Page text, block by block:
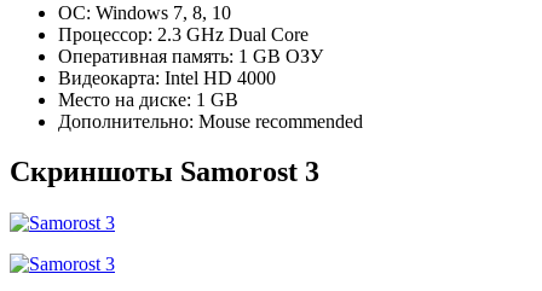
ОС: Windows 7, 8, 10
Процессор: 2.3 GHz Dual Core
Оперативная память: 1 GB ОЗУ
Видеокарта: Intel HD 4000
Место на диске: 1 GB
Дополнительно: Mouse recommended
Скриншоты Samorost 3